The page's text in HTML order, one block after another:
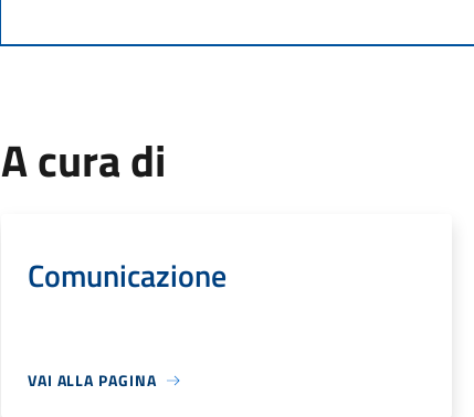
A cura di
Comunicazione
VAI ALLA PAGINA